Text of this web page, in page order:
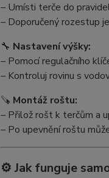
– Umísti terče do
– Doporučený rozestup
🔧 Nastavení výšky:
– Pomocí regulačního
– Kontroluj rovinu s
🪚 Montáž roštu:
– Přilož rošt k terčům a
– Po upevnění roštu
⚙️ Jak funguje